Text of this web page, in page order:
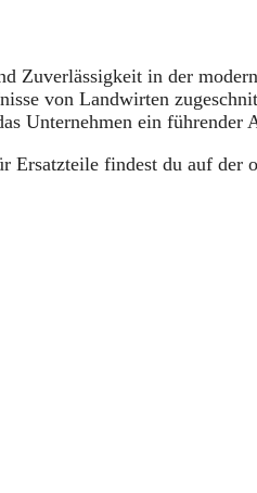
Zuverlässigkeit in der
von Landwirten
Unternehmen ein führender
Ersatzteile findest du auf der